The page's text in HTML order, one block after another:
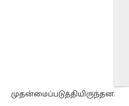
முதன்மைப்படுத்தியிருந்தன.